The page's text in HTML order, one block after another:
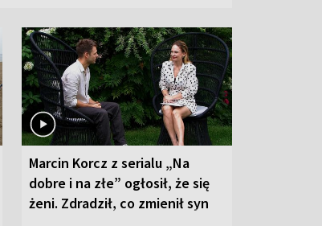
Marcin Korcz z serialu „Na
dobre i na złe” ogłosił, że się
żeni. Zdradził, co zmienił syn